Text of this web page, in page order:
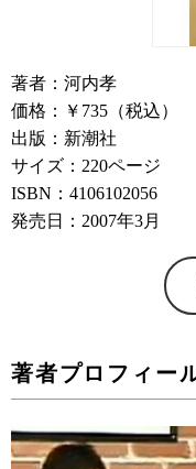
著者：河内孝
価格：￥735（税込）
出版：新潮社
サイズ：220ページ
ISBN：4106102056
発売日：2007年3月
著者プロフィー